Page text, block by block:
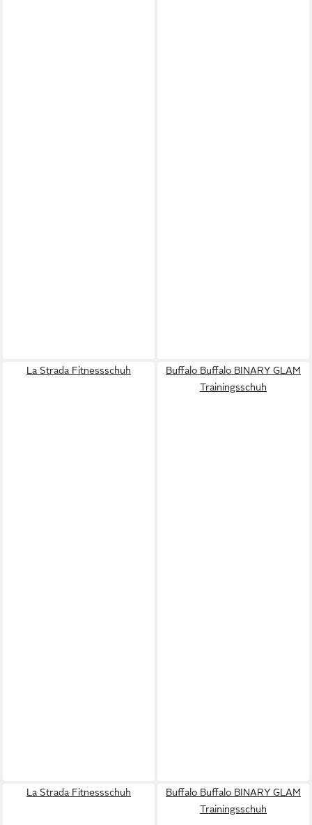
La Strada Fitnessschuh
Buffalo Buffalo BINARY GLAM
Trainingsschuh
La Strada Fitnessschuh
Buffalo Buffalo BINARY GLAM
Trainingsschuh